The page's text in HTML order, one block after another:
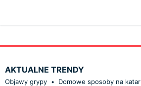
AKTUALNE TRENDY
Objawy grypy • Domowe sposoby na katar